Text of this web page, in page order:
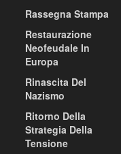
Rassegna Stampa
Restaurazione
Neofeudale In
Europa
Rinascita Del
Nazismo
Ritorno Della
Strategia Della
Tensione